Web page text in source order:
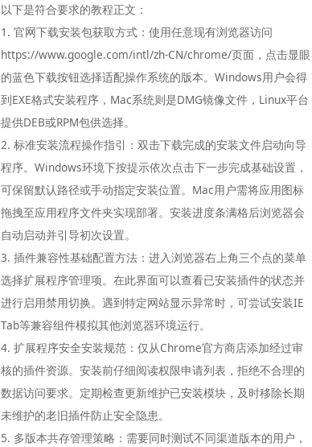
以下是符合要求的教程正文：
1. 官网下载安装包获取方式：使用任意现有浏览器访问
https://www.google.com/intl/zh-CN/chrome/页面，点击显眼
的蓝色下载按钮选择适配操作系统的版本。Windows用户会得
到EXE格式安装程序，Mac系统则是DMG镜像文件，Linux平台
提供DEB或RPM包供选择。
2. 标准安装流程操作指引：双击下载完成的安装文件启动向导
程序。Windows环境下按提示依次点击下一步完成基础设置，
可保留默认路径或手动指定安装位置。Mac用户需将应用图标
拖拽至应用程序文件夹实现部署。安装进度条满格后浏览器会
自动启动并引导初次设置。
3. 插件兼容性基础配置方法：进入浏览器右上角三个点的菜单
选择扩展程序管理项。在此界面可以查看已安装插件的状态并
进行启用禁用切换。遇到特定网站显示异常时，可尝试安装IE
Tab等兼容组件模拟其他浏览器环境运行。
4. 扩展程序安全安装规范：仅从Chrome官方商店添加经过审
核的插件资源。安装前仔细阅读权限申请列表，拒绝不合理的
数据访问要求。定期检查更新维护已安装模块，及时移除长期
未维护的老旧插件防止安全隐患。
5. 多版本共存管理策略：需要同时测试不同渠道版本的用户，